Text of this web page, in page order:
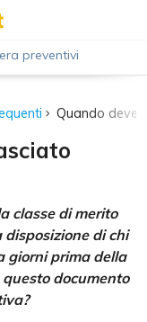
preventivi
Quando deve
classe di merito
disposizione di chi
giorni prima della
documento